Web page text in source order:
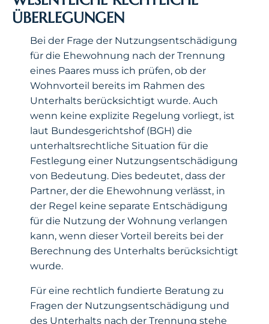
ÜBERLEGUNGEN
Bei der Frage der Nutzungsentschädigung
für die Ehewohnung nach der Trennung
eines Paares muss ich prüfen, ob der
Wohnvorteil bereits im Rahmen des
Unterhalts berücksichtigt wurde. Auch
wenn keine explizite Regelung vorliegt, ist
laut Bundesgerichtshof (BGH) die
unterhaltsrechtliche Situation für die
Festlegung einer Nutzungsentschädigung
von Bedeutung. Dies bedeutet, dass der
Partner, der die Ehewohnung verlässt, in
der Regel keine separate Entschädigung
für die Nutzung der Wohnung verlangen
kann, wenn dieser Vorteil bereits bei der
Berechnung des Unterhalts berücksichtigt
wurde.
Für eine rechtlich fundierte Beratung zu
Fragen der Nutzungsentschädigung und
des Unterhalts nach der Trennung stehe